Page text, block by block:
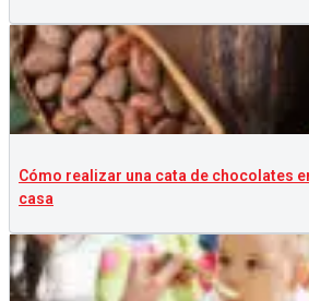
Cómo realizar una cata de chocolates
casa